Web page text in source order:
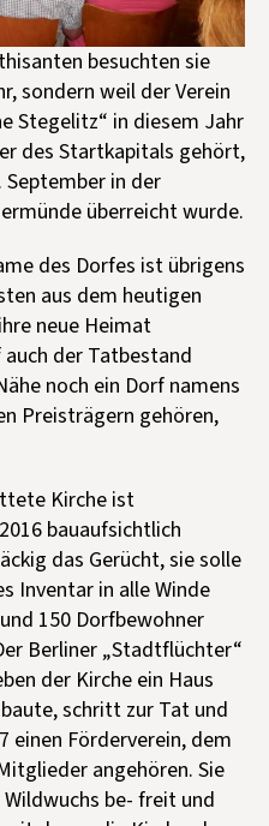
besuchten sie
sondern weil der Verein
Stegelitz“ in diesem Jahr
des Startkapitals gehört,
in der
überreicht wurde.
des Dorfes ist übrigens
aus dem heutigen
neue Heimat
der Tatbestand
noch ein Dorf namens
Preisträgern gehören,
Kirche ist
bauaufsichtlich
das Gerücht, sie solle
Inventar in alle Winde
150 Dorfbewohner
Berliner „Stadtflüchter“
der Kirche ein Haus
schritt zur Tat und
einen Förderverein, dem
angehören. Sie
be- freit und